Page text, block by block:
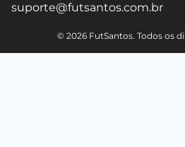
suporte@futsantos.com.br
© 2026 FutSantos. Todos os